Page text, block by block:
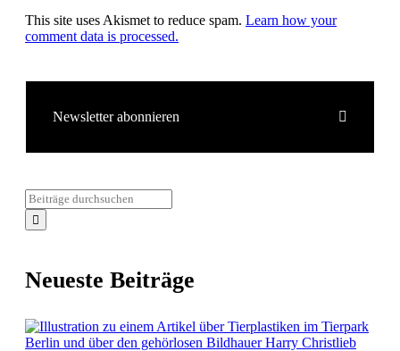
This site uses Akismet to reduce spam. Learn how your
comment data is processed.
Newsletter abonnieren
Neueste Beiträge